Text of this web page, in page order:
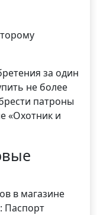
за один
не более
патроны
«Охотник и
в магазине
Паспорт